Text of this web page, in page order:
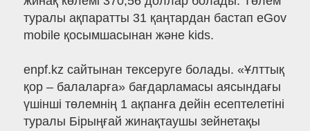
туралы ақпаратты 31 қаңтардан бастап eGov
mobile қосымшасынан және kids.
enpf.kz сайтынан тексеруге болады. «Ұлттық
қор – балаларға» бағдарламасы аясындағы
үшінші төлемнің 1 ақпанға дейін есептелетіні
туралы Бірыңғай жинақтаушы зейнетақы